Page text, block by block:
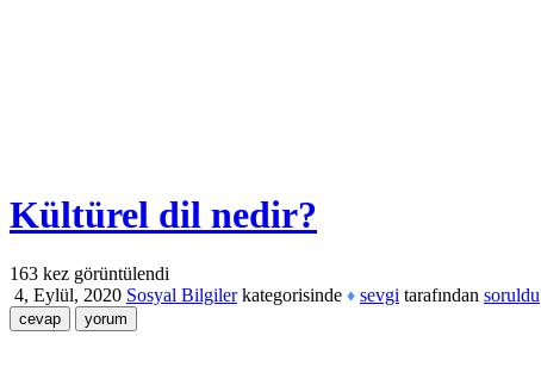
Kültürel dil nedir?
163 kez görüntülendi
4, Eylül, 2020 Sosyal Bilgilerkategorisinde ♦ sevgi tarafından soruldu